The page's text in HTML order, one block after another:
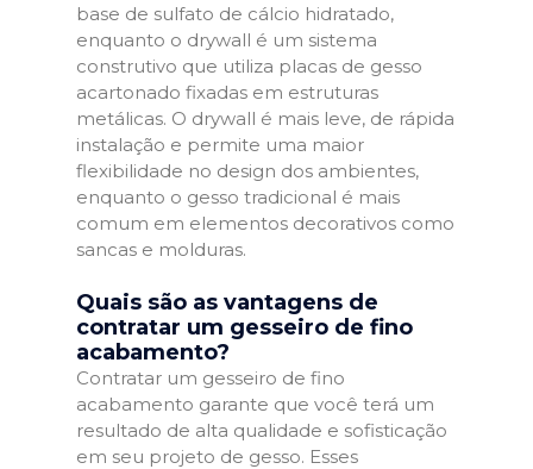
base de sulfato de cálcio hidratado,
enquanto o drywall é um sistema
construtivo que utiliza placas de gesso
acartonado fixadas em estruturas
metálicas. O drywall é mais leve, de rápida
instalação e permite uma maior
flexibilidade no design dos ambientes,
enquanto o gesso tradicional é mais
comum em elementos decorativos como
sancas e molduras.
Quais são as vantagens de
contratar um gesseiro de fino
acabamento?
Contratar um gesseiro de fino
acabamento garante que você terá um
resultado de alta qualidade e sofisticação
em seu projeto de gesso. Esses